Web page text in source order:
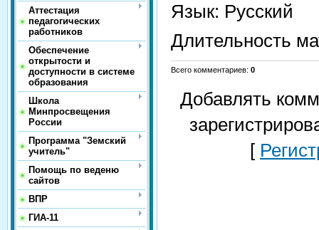
Аттестация
педагогических
работников
Обеспечение
открытости и
доступности в системе
образования
Школа
Минпросвещения
России
Программа "Земский
учитель"
Помощь по веденю
сайтов
ВПР
ГИА-11
Язык: Русский
Длительность
Всего комментариев: 0
Добавлять
[